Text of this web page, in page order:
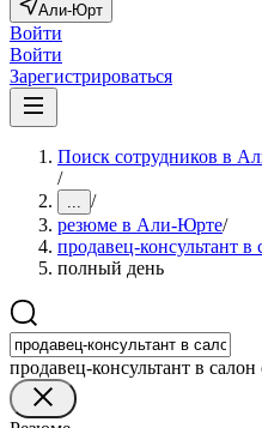
Али-Юрт
Войти
Войти
Зарегистрироваться
Поиск сотрудников в
/
... /
резюме в Али-Юрте/
продавец-консультант в
полный день
продавец-консультант в салон